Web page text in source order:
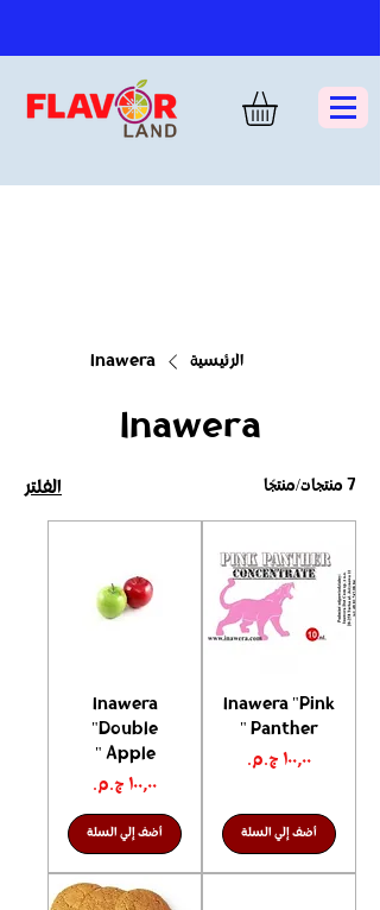
الرئيسية Inawera
Inawera
7 منتجات/منتجًا الفلتر
Inawera "Pink
Panther "
السعر
أضف إلي السلة
Inawera
"Double
Apple "
السعر
أضف إلي السلة